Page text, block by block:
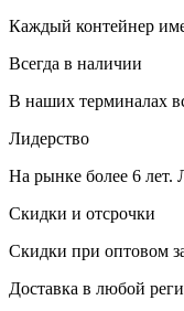
Каждый контейнер
Всегда в наличии
В наших терминалах
Лидерство
На рынке более 6 лет.
Скидки и отсрочки
Скидки при оптовом
Доставка в любой